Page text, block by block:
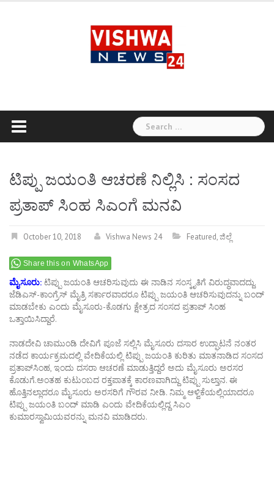
Search
for:
ಟಿಪ್ಪು ಜಯಂತಿ ಆಚರಣೆ ನಿಲ್ಲಿಸಿ : ಸಂಸದ
ಪ್ರತಾಪ್ ಸಿಂಹ ಸಿಎಂಗೆ ಮನವಿ
October 10, 2018 Vishwa News 24 Featured,ಜಿಲ್ಲೆ
Share this on WhatsApp
ಮೈಸೂರು: ಟಿಪ್ಪು ಜಯಂತಿ ಆಚರಿಸುವುದು ಈ ನಾಡಿನ ಸಂಸ್ಕೃತಿಗೆ ವಿರುದ್ಧವಾದದ್ದು.
ಜೆಡಿಎಸ್-ಕಾಂಗ್ರೆಸ್ ಮೈತ್ರಿ ಸರ್ಕಾರವಾದರೂ ಟಿಪ್ಪು ಜಯಂತಿ ಆಚರಿಸುವುದನ್ನು ಬಂದ್
ಮಾಡಬೇಕು ಎಂದು ಮೈಸೂರು-ಕೊಡಗು ಕ್ಷೇತ್ರದ ಸಂಸದ ಪ್ರತಾಪ್ ಸಿಂಹ
ಒತ್ತಾಯಿಸಿದ್ದಾರೆ.
ನಾಡದೇವಿ ಚಾಮುಂಡಿ ದೇವಿಗೆ ಪೂಜೆ ಸಲ್ಲಿಸಿ ಮೈಸೂರು ದಸಾರ ಉದ್ಘಾಟನೆ ನಂತರ
ನಡೆದ ಕಾರ್ಯಕ್ರಮದಲ್ಲಿ ವೇದಿಕೆಯಲ್ಲಿ ಟಿಪ್ಪು ಜಯಂತಿ‌ ಕುರಿತು ಮಾತನಾಡಿದ ಸಂಸದ
ಪ್ರತಾಪ್‌ಸಿಂಹ, ಇಂದು ದಸರಾ ಆಚರಣೆ ಮಾಡುತ್ತಿದ್ದರೆ ಅದು ಮೈಸೂರು ಅರಸರ
ಕೊಡುಗೆ.ಅಂತಹ ಕುಟುಂಬದ ರಕ್ತಪಾತಕ್ಕೆ ಕಾರಣವಾಗಿದ್ದು ಟಿಪ್ಪು ಸುಲ್ತಾನ. ಈ
ಹೊತ್ತಿನಲ್ಲಾದರೂ ಮೈಸೂರು ಅರಸರಿಗೆ ಗೌರವ ನೀಡಿ. ನಿಮ್ಮ ಆಳ್ವಿಕೆಯಲ್ಲಿಯಾದರೂ
ಟಿಪ್ಪು ಜಯಂತಿ ಬಂದ್ ಮಾಡಿ ಎಂದು ವೇದಿಕೆಯಲ್ಲಿದ್ದ ಸಿಎಂ
ಕುಮಾರಸ್ವಾಮಿಯವರನ್ನು ಮನವಿ ಮಾಡಿದರು.